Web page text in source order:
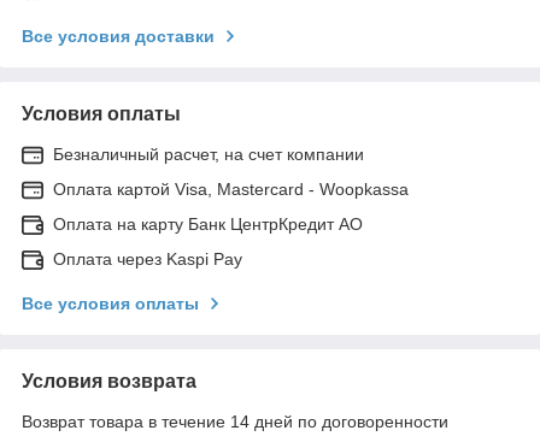
Все условия доставки
Условия оплаты
Безналичный расчет, на счет компании
Оплата картой Visa, Mastercard - Woopkassa
Оплата на карту Банк ЦентрКредит АО
Оплата через Kaspi Pay
Все условия оплаты
Условия возврата
Возврат товара в течение 14 дней по договоренности